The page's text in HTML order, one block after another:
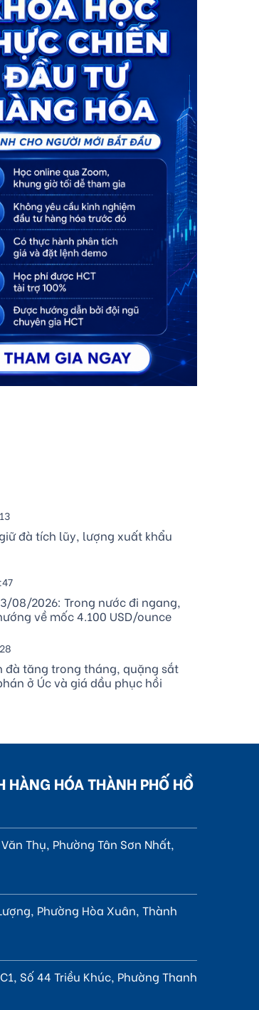
đà tích lũy, lượng xuất khẩu
08/2026: Trong nước đi ngang,
về mốc 4.100 USD/ounce
đà tăng trong tháng, quặng sắt
ở Úc và giá dầu phục hồi
HÀNG HÓA THÀNH PHỐ HỒ
Thụ, Phường Tân Sơn Nhất,
Phường Hòa Xuân, Thành
Số 44 Triều Khúc, Phường Thanh